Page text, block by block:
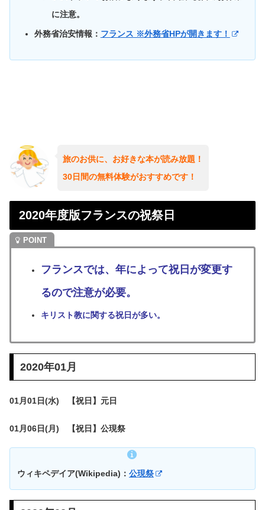
に注意。
外務省治安情報： フランス ※外務省HPが開きます！
旅のお供に、お好きな本が読み放題！
30日間の無料体験がおすすめです！
2020年度版フランスの祝祭日
フランスでは、年によって祝日が変更す
るので注意が必要。
キリスト教に関する祝日が多い。
2020年01月
01月01日(水) 【祝日】元日
01月06日(月) 【祝日】公現祭
ウィキペデイア(Wikipedia)： 公現祭